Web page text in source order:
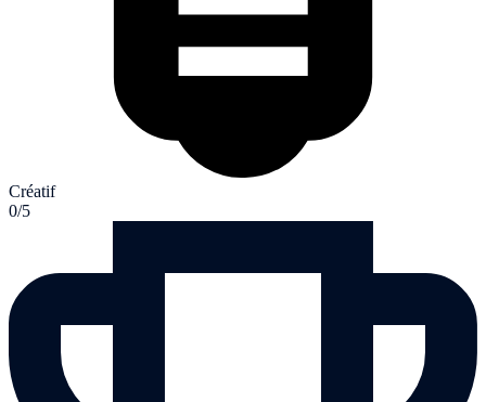
Créatif
0/5